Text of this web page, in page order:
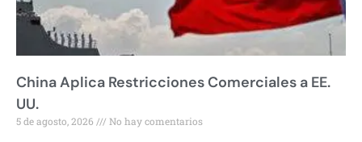
China Aplica Restricciones Comerciales a EE.
UU.
5 de agosto, 2026 No hay comentarios